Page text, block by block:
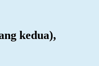
kedua),